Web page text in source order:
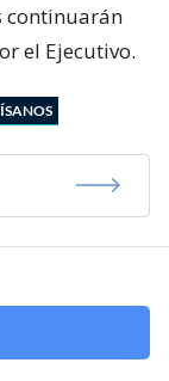
continuarán
el Ejecutivo.